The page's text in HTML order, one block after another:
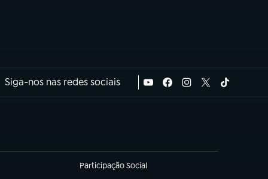
Siga-nos nas redes sociais
Participação Social
(abre em nova aba)